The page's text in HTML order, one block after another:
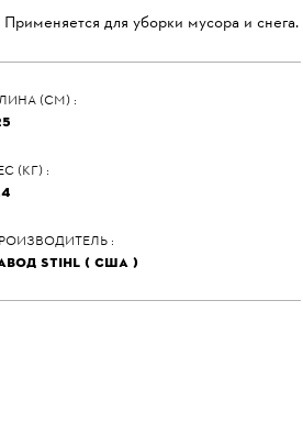
Применяется для уборки мусора и снега.
(СМ) :
(КГ) :
:
STIHL ( США )